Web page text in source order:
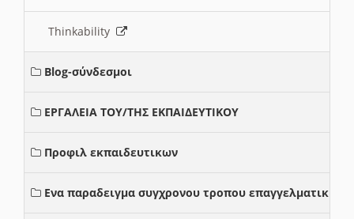
Thinkability
Blog-σύνδεσμοι
ΕΡΓΑΛΕΙΑ ΤΟΥ/ΤΗΣ ΕΚΠΑΙΔΕΥΤΙΚΟΥ
Προφιλ εκπαιδευτικων
Ενα παραδειγμα συγχρονου τροπου επαγγελματικης